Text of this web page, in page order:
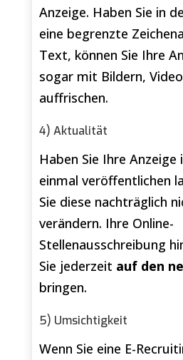
Anzeige. Haben Sie in
eine begrenzte
Text, können Sie Ihre
sogar mit Bildern,
auffrischen.
4) Aktualität
Haben Sie Ihre
einmal veröffentlichen
Sie diese nachträglich
verändern. Ihre Online-
Stellenausschreibung
Sie jederzeit auf den
bringen.
5) Umsichtigkeit
Wenn Sie eine E-